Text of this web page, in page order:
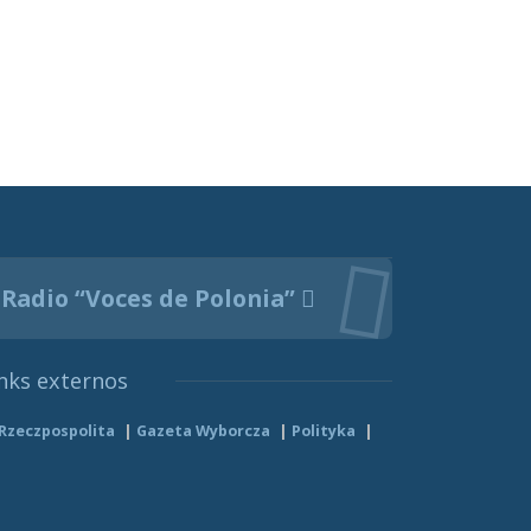
Radio “Voces de Polonia”
externos
Rzeczpospolita Gazeta Wyborcza Polityka